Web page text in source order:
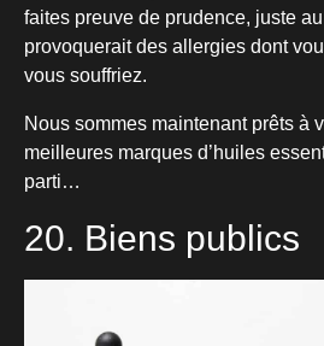
faites preuve de prudence, juste
provoquerait des allergies dont
vous souffriez.
Nous sommes maintenant prêts à
meilleures marques d’huiles
parti…
20. Biens publics